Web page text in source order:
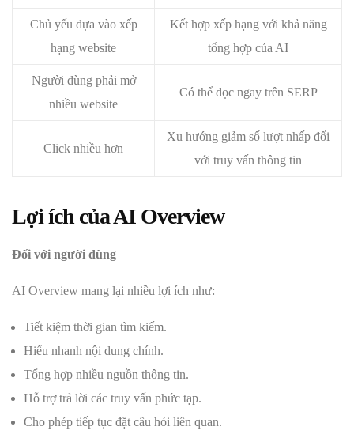
Chủ yếu dựa vào xếp
hạng website
Kết hợp xếp hạng với khả năng
tổng hợp của AI
Người dùng phải mở
nhiều website
Có thể đọc ngay trên SERP
Click nhiều hơn
Xu hướng giảm số lượt nhấp đối
với truy vấn thông tin
Lợi ích của AI Overview
Đối với người dùng
AI Overview mang lại nhiều lợi ích như:
Tiết kiệm thời gian tìm kiếm.
Hiểu nhanh nội dung chính.
Tổng hợp nhiều nguồn thông tin.
Hỗ trợ trả lời các truy vấn phức tạp.
Cho phép tiếp tục đặt câu hỏi liên quan.